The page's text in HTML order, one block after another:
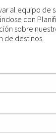
al equipo de
con
sobre
de destinos.